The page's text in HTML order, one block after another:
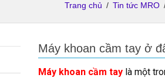
Trang chủ / Tin tức MRO
Máy khoan cầm tay ở
Máy khoan cầm taylà một